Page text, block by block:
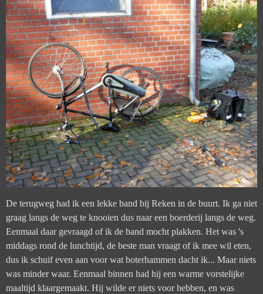
De terugweg had ik een lekke band bij Reken in de buurt. Ik ga niet
graag langs de weg te knooien dus naar een boerderij langs de weg.
Eenmaal daar gevraagd of ik de band mocht plakken. Het was 's
middags rond de lunchtijd, de beste man vraagt of ik mee wil eten,
dus ik schuif even aan voor wat boterhammen dacht ik... Maar niets
was minder waar. Eenmaal binnen had hij een warme vorstelijke
maaltijd klaargemaakt. Hij wilde er niets voor hebben, en was